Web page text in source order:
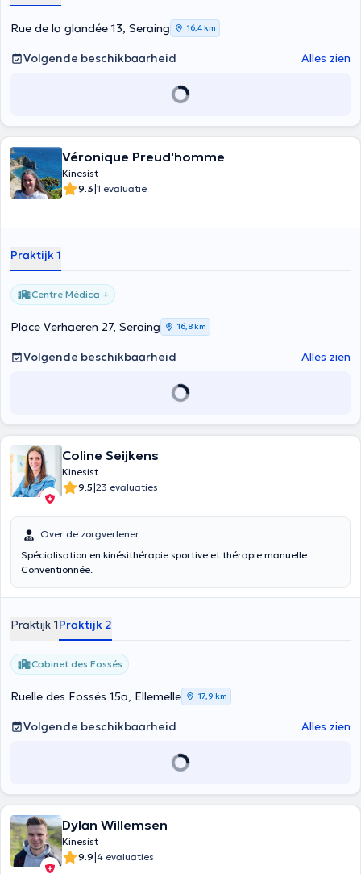
huisbezoeken. Ontdek op zijn profiel de verschillende consulten die
hij uitvoert en raadpleeg zijn online agenda om een afspraak met
hem te maken voor de consultatiedatum.
Rue de la glandée 13, Seraing 16,4 km
Volgende beschikbaarheid Alles zien
Véronique Preud'homme
Kinesist
9.3|1 evaluatie
Praktijk 1
Centre Médica +
Place Verhaeren 27, Seraing 16,8 km
Volgende beschikbaarheid Alles zien
Coline Seijkens
Kinesist
9.5|23 evaluaties
Over de zorgverlener
Spécialisation en kinésithérapie sportive et thérapie manuelle.
Conventionnée.
Praktijk 1Praktijk 2
Cabinet des Fossés
Ruelle des Fossés 15a, Ellemelle 17,9 km
Volgende beschikbaarheid Alles zien
Dylan Willemsen
Kinesist
9.9|4 evaluaties